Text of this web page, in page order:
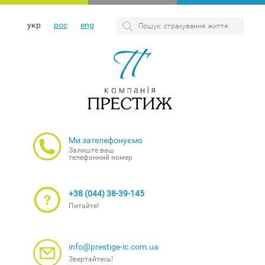
укр рос eng
Ми зателефонуємо
Залиште ваш
телефонний номер
+38 (044) 38-39-145
Питайте!
info@prestige-ic.com.ua
Звертайтесь!